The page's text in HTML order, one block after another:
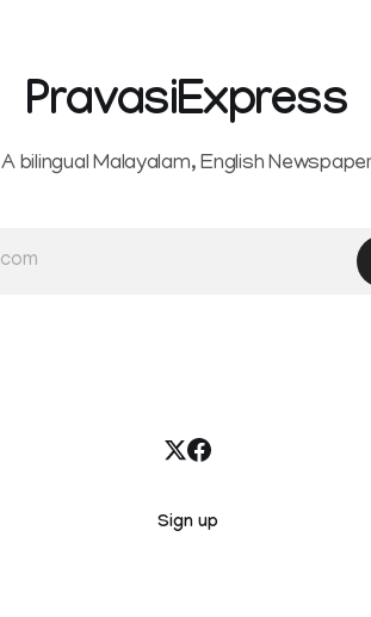
PravasiExpress
A bilingual Malayalam, English
Sign up